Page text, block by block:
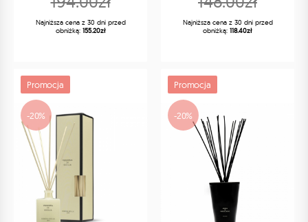
Najniższa cena z 30 dni przed
obniżką: 155.20zł
Najniższa cena z 30 dni przed
obniżką: 118.40zł
Promocja
-20%
Promocja
-20%